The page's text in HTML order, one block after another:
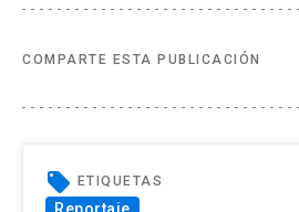
COMPARTE ESTA PUBLICACIÓN
local_offer ETIQUETAS